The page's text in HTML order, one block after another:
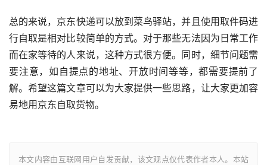
总的来说，京东快递可以放到菜鸟驿站，并且使用取件码进
行自取是相对比较简单的方式。对于那些无法因为日常工作
而在家等待的人来说，这种方式很方便。同时，细节问题需
要注意，如自提点的地址、开放时间等等，都需要提前了
解。希望这篇文章可以为大家提供一些思路，让大家更加容
易地用京东自取货物。
本文内容由互联网用户自发贡献，该文观点仅代表作者本人。本站